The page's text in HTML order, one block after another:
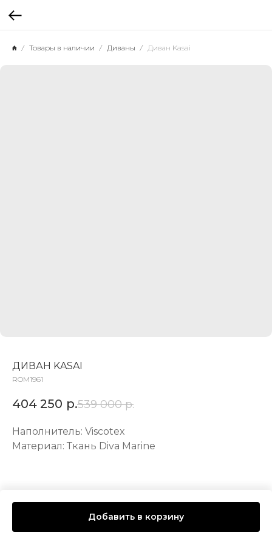
Товары в наличии Диваны Диван Kasai
ДИВАН KASAI
ROM1961
404 250 р.539 000 р.
Добавить в корзину
Наполнитель: Viscotex
Материал: Ткань Diva Marine